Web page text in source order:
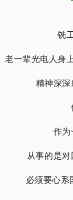
铣
老一辈光电人身
精神深
作为
从事的是
必须要心系